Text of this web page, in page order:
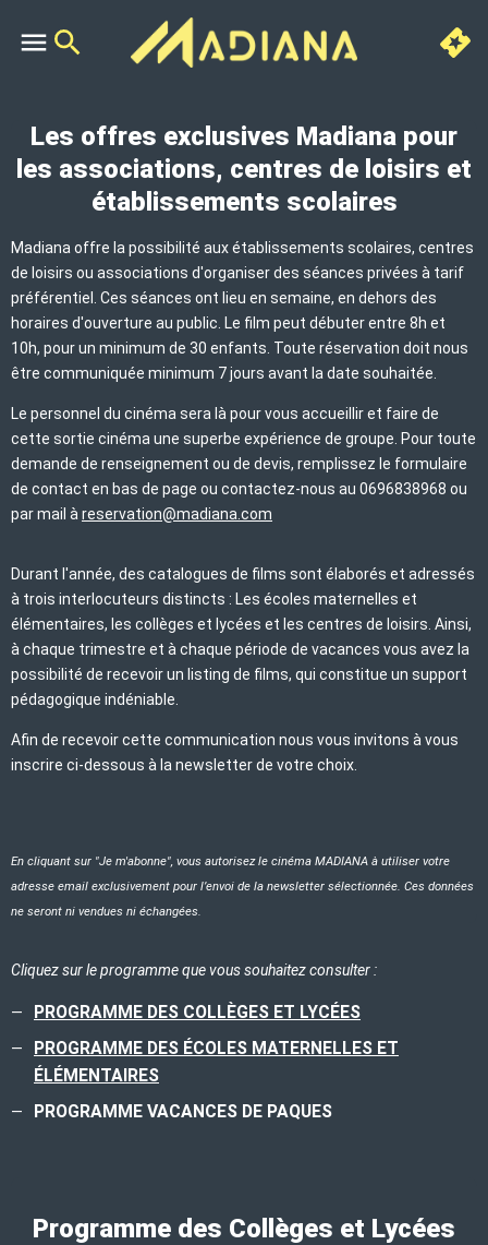
Les offres exclusives Madiana pour
les associations, centres de loisirs et
établissements scolaires
Madiana offre la possibilité aux établissements scolaires, centres
de loisirs ou associations d'organiser des séances privées à tarif
préférentiel. Ces séances ont lieu en semaine, en dehors des
horaires d'ouverture au public. Le film peut débuter entre 8h et
10h, pour un minimum de 30 enfants. Toute réservation doit nous
être communiquée minimum 7 jours avant la date souhaitée.
Le personnel du cinéma sera là pour vous accueillir et faire de
cette sortie cinéma une superbe expérience de groupe. Pour toute
demande de renseignement ou de devis, remplissez le formulaire
de contact en bas de page ou contactez-nous au 0696838968 ou
par mail à reservation@madiana.com
Durant l'année, des catalogues de films sont élaborés et adressés
à trois interlocuteurs distincts : Les écoles maternelles et
élémentaires, les collèges et lycées et les centres de loisirs. Ainsi,
à chaque trimestre et à chaque période de vacances vous avez la
possibilité de recevoir un listing de films, qui constitue un support
pédagogique indéniable.
Afin de recevoir cette communication nous vous invitons à vous
inscrire ci-dessous à la newsletter de votre choix.
En cliquant sur "Je m'abonne", vous autorisez le cinéma MADIANA à utiliser votre
adresse email exclusivement pour l’envoi de la newsletter sélectionnée. Ces données
ne seront ni vendues ni échangées.
Cliquez sur le programme que vous souhaitez consulter :
PROGRAMME DES COLLÈGES ET LYCÉES
PROGRAMME DES ÉCOLES MATERNELLES ET
ÉLÉMENTAIRES
PROGRAMME VACANCES DE PAQUES
Programme des Collèges et Lycées